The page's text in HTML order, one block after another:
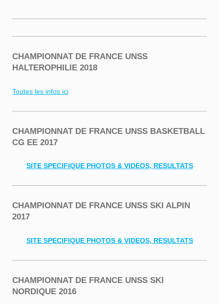
CHAMPIONNAT DE FRANCE UNSS
HALTEROPHILIE 2018
Toutes les infos ici
CHAMPIONNAT DE FRANCE UNSS BASKETBALL
CG EE 2017
SITE SPECIFIQUE PHOTOS & VIDEOS, RESULTATS
CHAMPIONNAT DE FRANCE UNSS SKI ALPIN
2017
SITE SPECIFIQUE PHOTOS & VIDEOS, RESULTATS
CHAMPIONNAT DE FRANCE UNSS SKI
NORDIQUE 2016